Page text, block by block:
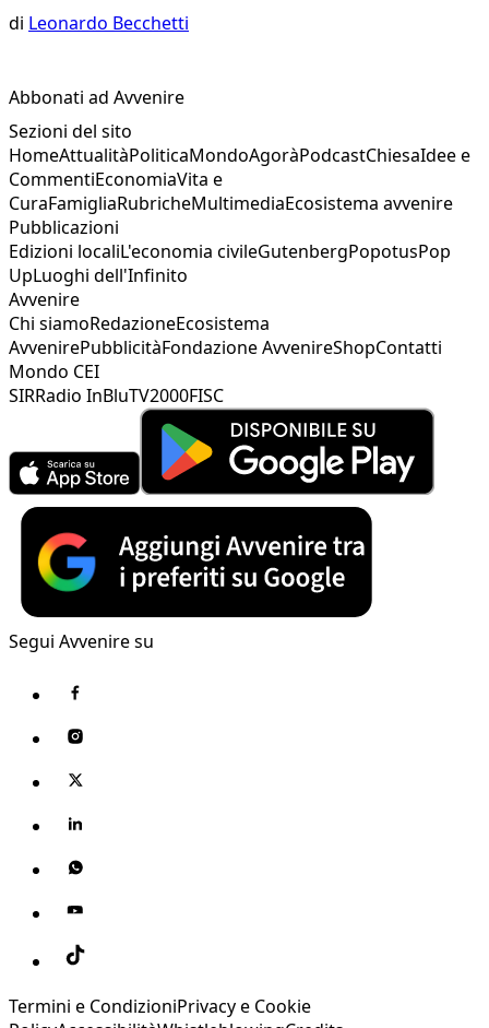
di Leonardo Becchetti
Abbonati ad Avvenire
Sezioni del sito
HomeAttualitàPoliticaMondoAgoràPodcastChiesaIdee e
CommentiEconomiaVita e
CuraFamigliaRubricheMultimediaEcosistema avvenire
Pubblicazioni
Edizioni localiL'economia civileGutenbergPopotusPop
UpLuoghi dell'Infinito
Avvenire
Chi siamoRedazioneEcosistema
AvvenirePubblicitàFondazione AvvenireShopContatti
Mondo CEI
SIRRadio InBluTV2000FISC
Segui Avvenire su
Termini e CondizioniPrivacy e Cookie